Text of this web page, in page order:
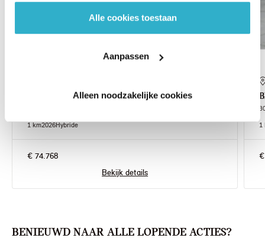
Alle cookies toestaan
Aanpassen
Alleen noodzakelijke cookies
1 km2026Hybride
€ 74.768
Bekijk details
1
BENIEUWD NAAR ALLE LOPENDE ACTIES?